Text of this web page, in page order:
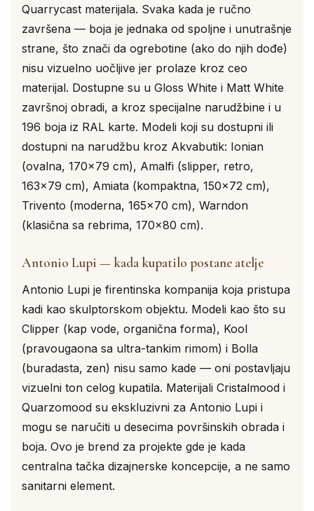
Quarrycast materijala. Svaka kada je ručno
završena — boja je jednaka od spoljne i unutrašnje
strane, što znači da ogrebotine (ako do njih dođe)
nisu vizuelno uočljive jer prolaze kroz ceo
materijal. Dostupne su u Gloss White i Matt White
završnoj obradi, a kroz specijalne narudžbine i u
196 boja iz RAL karte. Modeli koji su dostupni ili
dostupni na narudžbu kroz Akvabutik: Ionian
(ovalna, 170×79 cm), Amalfi (slipper, retro,
163×79 cm), Amiata (kompaktna, 150×72 cm),
Trivento (moderna, 165×70 cm), Warndon
(klasična sa rebrima, 170×80 cm).
Antonio Lupi — kada kupatilo postane atelje
Antonio Lupi je firentinska kompanija koja pristupa
kadi kao skulptorskom objektu. Modeli kao što su
Clipper (kap vode, organična forma), Kool
(pravougaona sa ultra-tankim rimom) i Bolla
(buradasta, zen) nisu samo kade — oni postavljaju
vizuelni ton celog kupatila. Materijali Cristalmood i
Quarzomood su ekskluzivni za Antonio Lupi i
mogu se naručiti u desecima površinskih obrada i
boja. Ovo je brend za projekte gde je kada
centralna tačka dizajnerske koncepcije, a ne samo
sanitarni element.